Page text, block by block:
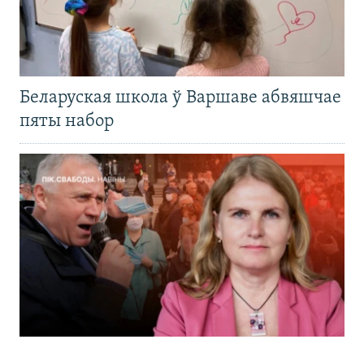
Беларуская школа ў Варшаве абвяшчае
пяты набор